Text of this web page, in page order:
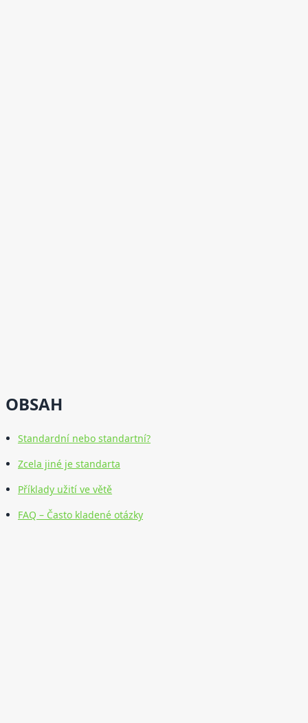
OBSAH
Standardní nebo standartní?
Zcela jiné je standarta
Příklady užití ve větě
FAQ – Často kladené otázky